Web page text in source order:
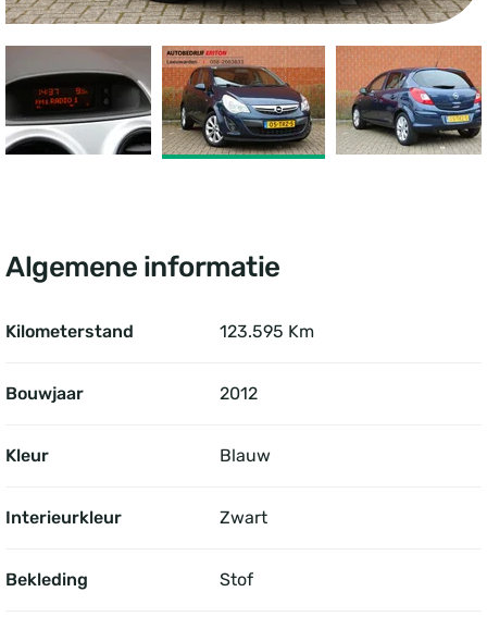
Algemene informatie
Kilometerstand 123.595 Km
Bouwjaar 2012
Kleur Blauw
Interieurkleur Zwart
Bekleding Stof